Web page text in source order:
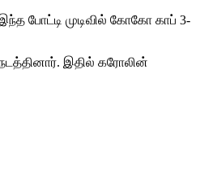
போட்டி முடிவில் கோகோ காப் 3-
இதில் கரோலின்